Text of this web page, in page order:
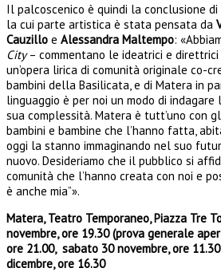
Il palcoscenico è quindi la conclusione
la cui parte artistica è stata pensata da
Cauzillo e Alessandra Maltempo:
City– commentano le ideatrici e
un’opera lirica di comunità originale co-
bambini della Basilicata, e di Matera in
linguaggio è per noi un modo di
sua complessità. Matera è tutt’uno con
bambini e bambine che l’hanno fatta,
oggi la stanno immaginando nel suo
nuovo. Desideriamo che il pubblico si
comunità che l’hanno creata con noi e
è anche mia”».
Matera, Teatro Temporaneo, Piazza Tre
novembre, ore 19.30 (prova generale
ore 21.00, sabato 30 novembre, ore
dicembre, ore 16.30